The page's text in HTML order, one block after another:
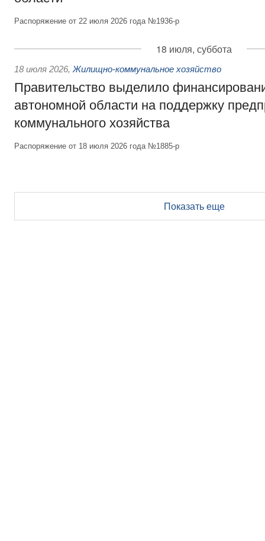
Распоряжение от 22 июля 2026 года №1936-р
18 июля, суббота
18 июля 2026, Жилищно-коммунальное хозяйство
Правительство выделило
автономной области на поддержку
коммунального хозяйства
Распоряжение от 18 июля 2026 года №1885-р
Показать еще